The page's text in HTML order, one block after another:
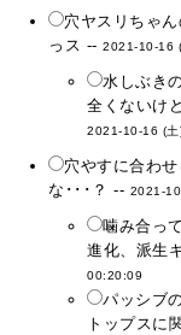
穴ヤスリちゃ
っス --2021-10-16
水しぶき
全くないけ
2021-10-16 (
穴やすに合わ
な･･･？ -- 2021-
噛み合っ
進化、派生
00:20:09
パッシブ
トップスに